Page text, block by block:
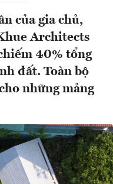
của gia chủ,
Architects
40% tổng
đất. Toàn bộ
những mảng